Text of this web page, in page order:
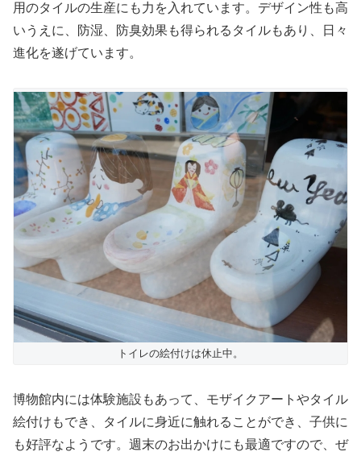
用のタイルの生産にも力を入れています。デザイン性も高
いうえに、防湿、防臭効果も得られるタイルもあり、日々
進化を遂げています。
トイレの絵付けは休止中。
博物館内には体験施設もあって、モザイクアートやタイル
絵付けもでき、タイルに身近に触れることができ、子供に
も好評なようです。週末のお出かけにも最適ですので、ぜ